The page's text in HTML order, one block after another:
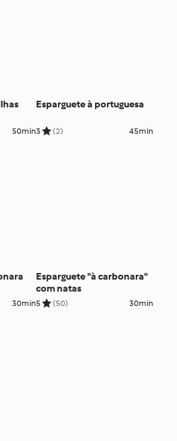
50min
Esparguete à portuguesa
3 (2) 45min
30min
Esparguete "à carbonara"
com natas
5 (50) 30min